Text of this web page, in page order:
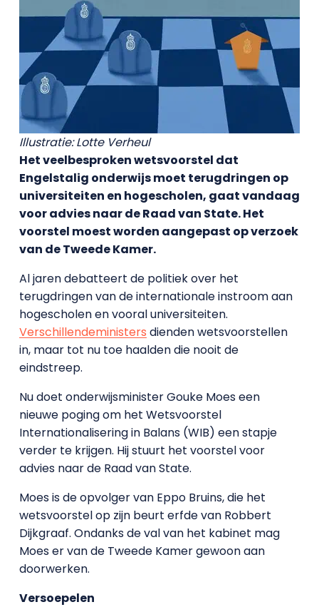
Illustratie: Lotte Verheul
Het veelbesproken wetsvoorstel dat
Engelstalig onderwijs moet terugdringen op
universiteiten en hogescholen, gaat vandaag
voor advies naar de Raad van State. Het
voorstel moest worden aangepast op verzoek
van de Tweede Kamer.
Al jaren debatteert de politiek over het
terugdringen van de internationale instroom aan
hogescholen en vooral universiteiten.
Verschillendeministers dienden wetsvoorstellen
in, maar tot nu toe haalden die nooit de
eindstreep.
Nu doet onderwijsminister Gouke Moes een
nieuwe poging om het Wetsvoorstel
Internationalisering in Balans (WIB) een stapje
verder te krijgen. Hij stuurt het voorstel voor
advies naar de Raad van State.
Moes is de opvolger van Eppo Bruins, die het
wetsvoorstel op zijn beurt erfde van Robbert
Dijkgraaf. Ondanks de val van het kabinet mag
Moes er van de Tweede Kamer gewoon aan
doorwerken.
Versoepelen